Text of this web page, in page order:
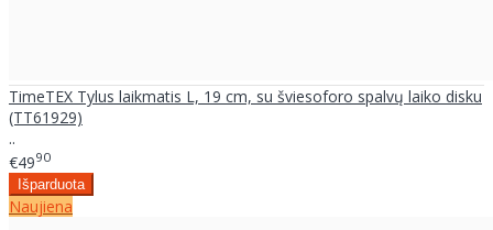
TimeTEX Tylus laikmatis L, 19 cm, su šviesoforo spalvų laiko disku
(TT61929)
..
€4990
Naujiena